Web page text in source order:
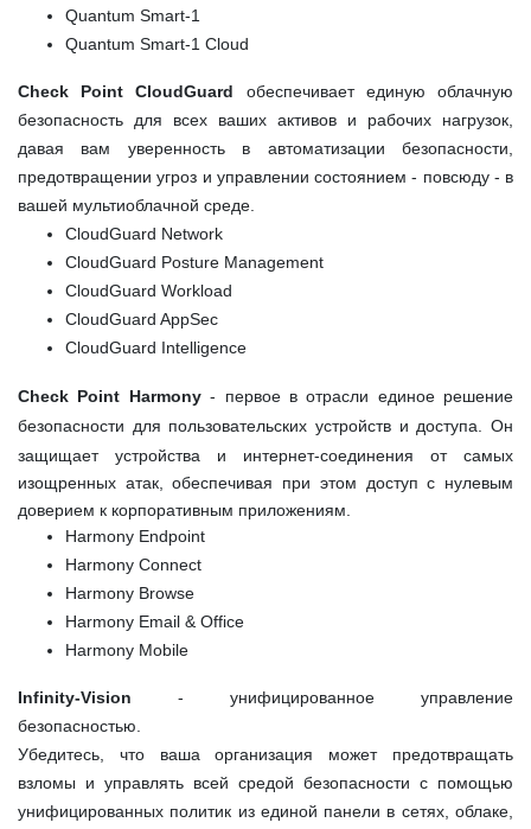
Quantum Smart-1
Quantum Smart-1 Cloud
Check Point CloudGuard
обеспечивает единую облачную
безопасность для всех ваших активов и рабочих нагрузок,
давая вам уверенность в автоматизации безопасности,
предотвращении угроз и управлении состоянием - повсюду - в
вашей мультиоблачной среде.
CloudGuard Network
CloudGuard Posture Management
CloudGuard Workload
CloudGuard AppSec
CloudGuard Intelligence
Check Point Harmony - первое в отрасли единое решение
безопасности для пользовательских устройств и доступа.
Он
защищает устройства и интернет-соединения от самых
изощренных атак, обеспечивая при этом доступ с нулевым
доверием к корпоративным приложениям.
Harmony Endpoint
Harmony Connect
Harmony Browse
Harmony Email & Office
Harmony Mobile
Infinity-Vision
- унифицированное управление
безопасностью.
Убедитесь, что ваша организация может предотвращать
взломы и управлять всей средой безопасности с помощью
унифицированных политик из единой панели в сетях, облаке,